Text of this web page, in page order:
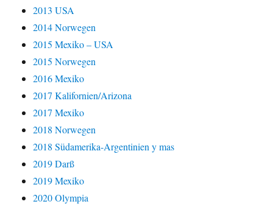
2013 USA
2014 Norwegen
2015 Mexiko – USA
2015 Norwegen
2016 Mexiko
2017 Kalifornien/Arizona
2017 Mexiko
2018 Norwegen
2018 Südamerika-Argentinien y mas
2019 Darß
2019 Mexiko
2020 Olympia